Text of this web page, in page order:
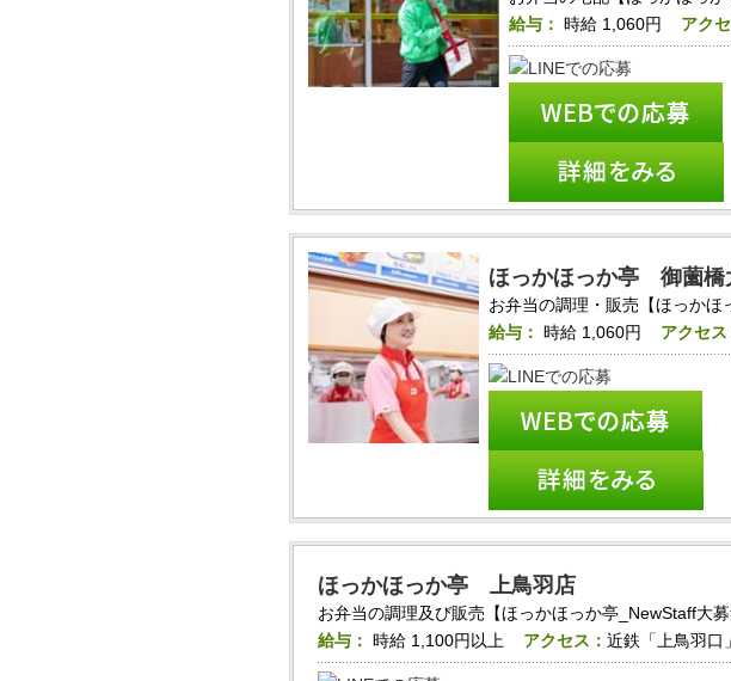
給与： 時給 1,060円 アク
ほっかほっか亭 御薗橋
お弁当の調理・販売【ほっかほ
給与： 時給 1,060円 アクセス
ほっかほっか亭 上鳥羽店
お弁当の調理及び販売【ほっかほっか亭_NewStaff大
給与： 時給 1,100円以上 アクセス：近鉄「上鳥羽口